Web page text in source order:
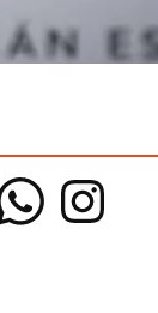
WhatsAppInstagram